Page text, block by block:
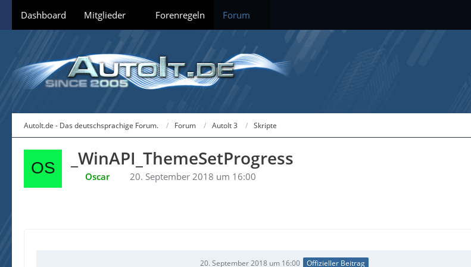
Dashboard Mitglieder Forenregeln Forum
AutoIt.de - Das deutschsprachige Forum. Forum AutoIt 3 Skripte
_WinAPI_ThemeSetProgress
Oscar 20. September 2018 um 16:00
20. September 2018 um 16:00 Offizieller Beitrag